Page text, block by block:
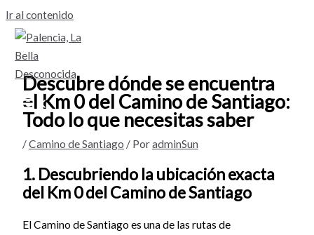
Ir al contenido
Descubre dónde se encuentra
el Km 0 del Camino de Santiago:
Todo lo que necesitas saber
/Camino de Santiago / PoradminSun
1. Descubriendo la ubicación exacta
del Km 0 del Camino de Santiago
El Camino de Santiago es una de las rutas de